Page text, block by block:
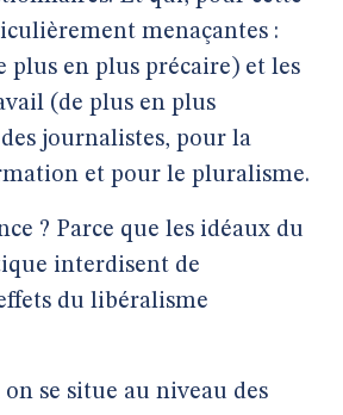
menaçantes :
plus en plus précaire) et les
(de plus en plus
journalistes, pour la
et pour le pluralisme.
? Parce que les idéaux du
interdisent de
du libéralisme
se situe au niveau des